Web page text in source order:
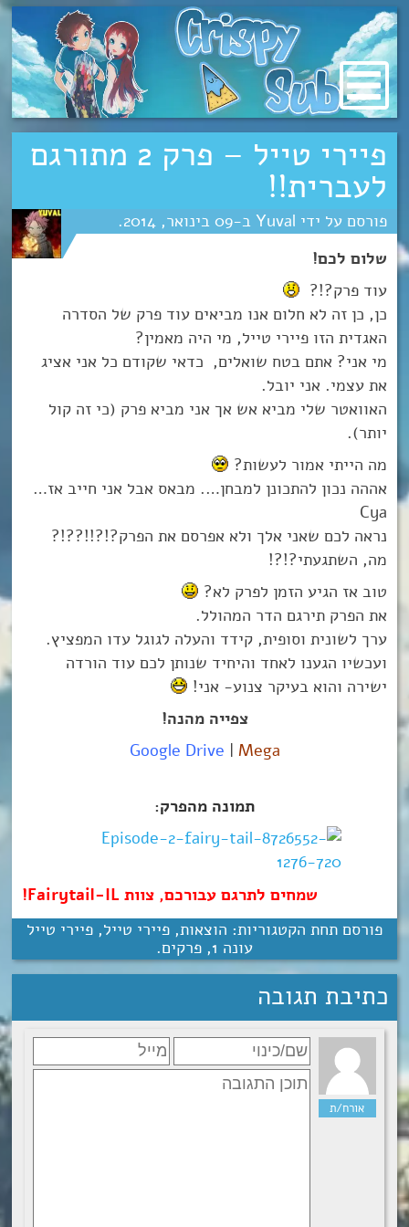
מעבר
לתוכן
פיירי טייל – פרק 2 מתורגם
לעברית!!
Yuval
09 ינואר 2014
שלום לכם!
עוד פרק?!?
כן, כן זה לא חלום אנו מביאים עוד פרק של הסדרה
האגדית הזו פיירי טייל, מי היה מאמין?
מי אני? אתם בטח שואלים, כדאי שקודם כל אני אציג
את עצמי. אני יובל.
האוואטר שלי מביא אש אך אני מביא פרק (כי זה קול
יותר).
מה הייתי אמור לעשות?
אההה נכון להתכונן למבחן…. מבאס אבל אני חייב אז…
Cya
נראה לכם שאני אלך ולא אפרסם את הפרק?!?!!??!?
מה, השתגעתי?!?!
טוב אז הגיע הזמן לפרק לא?
את הפרק תירגם הדר המהולל.
ערך לשונית וסופית, קידד והעלה לגוגל עדו המפציץ.
ועכשיו הגענו לאחד והיחיד שנותן לכם עוד הורדה
ישירה והוא בעיקר צנוע- אני!
צפייה מהנה!
Google Drive | Mega
תמונה מהפרק:
שמחים לתרגם עבורכם, צוות Fairytail-IL!
פורסם תחת הקטגוריות: הוצאות, פיירי טייל, פיירי טייל
עונה 1
, פרקים.
כתיבת תגובה